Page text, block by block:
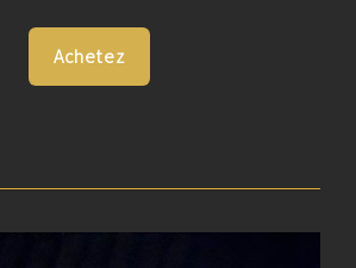
Achetez